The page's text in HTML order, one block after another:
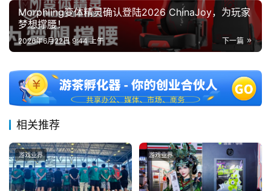
Morphling变体精灵确认登陆2026 ChinaJoy，为玩家
梦想撑腰！
下一篇
2026年6月22日 9:44 上午
相关推荐
游戏业界 游戏业界